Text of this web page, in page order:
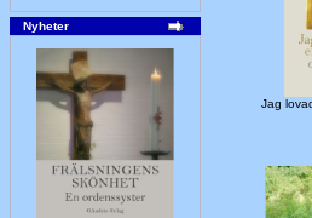
Nyheter
Jag